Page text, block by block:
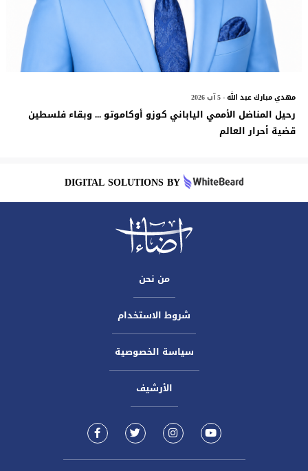
مهدي مبارك عبد الله- 5 آب 2026
رحيل المناضل الأممي الياباني كوزو أوكاموتو ... وبقاء فلسطين
قضية أحرار العالم
DIGITAL SOLUTIONS BY
من نحن
شروط الاستخدام
سياسة الخصوصية
الأرشيف